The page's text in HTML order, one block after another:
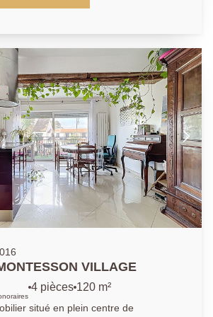
et appréciée pour son calme
séjour
une cuisine américaine aménagée (le
ouvrant sur un balcon terrasse
les jardins de la résidence, d'une
indépendant. Une place de
sol et une cave complètent ce bien.
un box équipé d'une borne
sol de la résidence. Une
dans l'un des quartiers les plus
VILLAGE
4 pièces 120 m²
situé en plein centre de